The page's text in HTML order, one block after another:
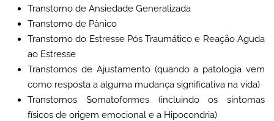
Transtorno de Ansiedade Generalizada
Transtorno de Pânico
Transtorno do Estresse Pós Traumático e Reação Aguda
ao Estresse
Transtornos de Ajustamento (quando a patologia vem
como resposta a alguma mudança significativa na vida)
Transtornos Somatoformes (incluindo os sintomas
físicos de origem emocional e a Hipocondria)